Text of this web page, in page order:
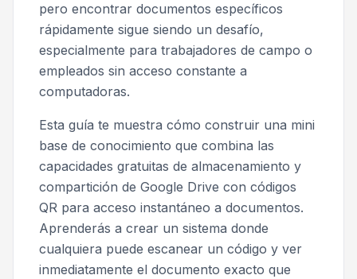
pero encontrar documentos específicos
rápidamente sigue siendo un desafío,
especialmente para trabajadores de campo o
empleados sin acceso constante a
computadoras.
Esta guía te muestra cómo construir una mini
base de conocimiento que combina las
capacidades gratuitas de almacenamiento y
compartición de Google Drive con códigos
QR para acceso instantáneo a documentos.
Aprenderás a crear un sistema donde
cualquiera puede escanear un código y ver
inmediatamente el documento exacto que